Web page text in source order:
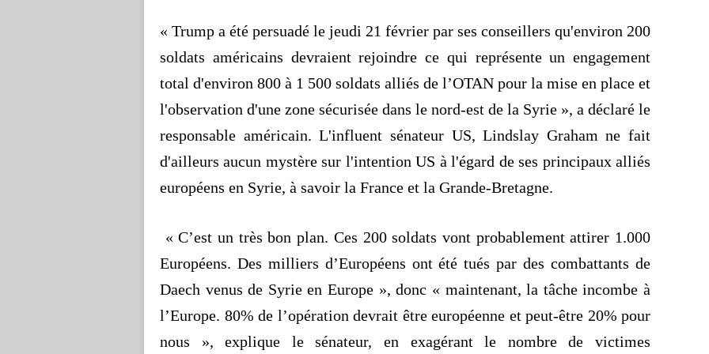
« Trump a été persuadé le jeudi 21 février par ses conseillers qu'environ 200
soldats américains devraient rejoindre ce qui représente un engagement
total d'environ 800 à 1 500 soldats alliés de l’OTAN pour la mise en place et
l'observation d'une zone sécurisée dans le nord-est de la Syrie », a déclaré le
responsable américain. L'influent sénateur US,Lindslay Graham ne fait
d'ailleurs aucun mystère sur l'intention US à l'égard de ses principaux alliés
européens en Syrie, à savoir la France et la Grande-Bretagne.
« C’est un très bon plan. Ces 200 soldats vont probablement attirer 1.000
Européens. Des milliers d’Européens ont été tués par des combattants de
Daech venus de Syrie en Europe », donc « maintenant, la tâche incombe à
l’Europe. 80% de l’opération devrait être européenne et peut-être 20% pour
nous », explique le sénateur, en exagérant le nombre de victimes